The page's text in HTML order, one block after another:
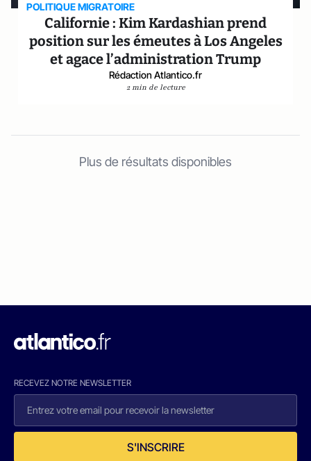
POLITIQUE MIGRATOIRE
Californie : Kim Kardashian prend
position sur les émeutes à Los Angeles
et agace l’administration Trump
Rédaction Atlantico.fr
2 min de lecture
Plus de résultats disponibles
RECEVEZ NOTRE NEWSLETTER
S'INSCRIRE